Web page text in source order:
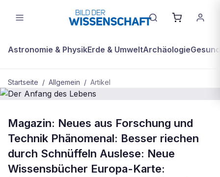
Astronomie & PhysikErde & UmweltArchäologie
Startseite / Allgemein / Artikel
Der Anfang des Lebens
Magazin: Neues aus Forschung und
Technik Phänomenal: Besser riechen
durch Schnüffeln Auslese: Neue
Wissensbücher Europa-Karte: